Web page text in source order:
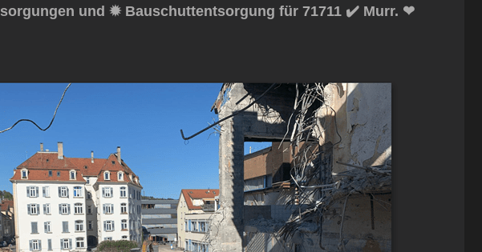
und ✹ Bauschuttentsorgung für 71711 ✔️ Murr. ❤